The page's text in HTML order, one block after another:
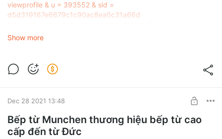
viewprofile & u = 393552 & sid =
d5d319167e6679c1c90ac8ea0c31a66d
mode=viewprofile&u=50763
https://scioly.org/forums/memberlist.php?
mode=viewprofile&u=104154
https://www.promods.net/memberlist .php? mode = viewprofile
& u = 1717442
https://forum.artemis-fowl.com/memberlist.php?
mode=viewprofile&u=54650
Show more
Dec 28 2021 13:48
Bếp từ Munchen thương hiệu bếp từ cao
cấp đến từ Đức